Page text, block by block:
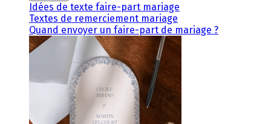
Idées de texte faire-part mariage
Textes de remerciement mariage
Quand envoyer un faire-part de mariage ?